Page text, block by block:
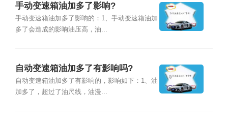
手动变速箱油加多了影响?
手动变速箱油加多了影响的：1、手动变速箱油加
多了会造成的影响油压高，油...
自动变速箱油加多了有影响吗?
自动变速箱油加多了有影响的，影响如下：1、油
加多了，超过了油尺线，油漫...